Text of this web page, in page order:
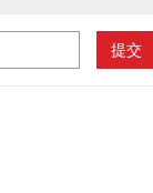
提交